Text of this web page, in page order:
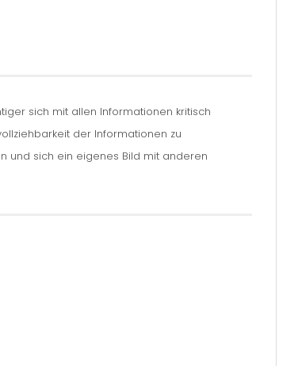
sich mit allen Informationen kritisch
der Informationen zu
und sich ein eigenes Bild mit anderen